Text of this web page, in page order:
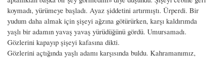
koymadı, yürümeye başladı. Ayaz şiddetini artırmıştı. Ürperdi. Bir
yudum daha almak için şişeyi ağzına götürürken, karşı kaldırımda
yaşlı bir adamın yavaş yavaş yürüdüğünü gördü. Umursamadı.
Gözlerini kapayıp şişeyi kafasına dikti.
Gözlerini açtığında yaşlı adamı karşısında buldu. Kahramanımız,